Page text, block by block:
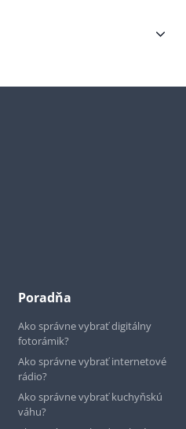
Poradňa
Ako správne vybrať digitálny
fotorámik?
Ako správne vybrať internetové
rádio?
Ako správne vybrať kuchyňskú
váhu?